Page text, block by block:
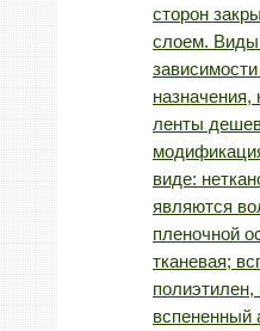
сторон
слоем. Виды
назначения,
ленты
виде:
являются
пленочной
тканевая;
вспененный